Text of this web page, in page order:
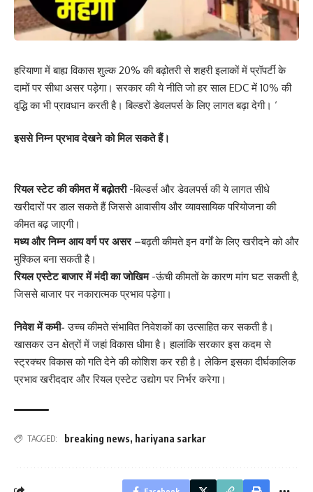
हरियाणा में बाह्य विकास शुल्क 20% की बढ़ोतरी से शहरी इलाकों में प्रॉपर्टी के
दामों पर सीधा असर पड़ेगा। सरकार की ये नीति जो हर साल EDC में 10% की
वृद्धि का भी प्रावधान करती है। बिल्डरों डेवलपर्स के लिए लागत बढ़ा देगी। ‘
इससे निम्न प्रभाव देखने को मिल सकते हैं।
रियल स्टेट की कीमत में बढ़ोतरी-बिल्डर्स और डेवलपर्स की ये लागत सीधे
खरीदारों पर डाल सकते हैं जिससे आवासीय और व्यावसायिक परियोजना की
कीमत बढ़ जाएगी।
मध्य और निम्न आय वर्ग पर असर –बढ़ती कीमते इन वर्गों के लिए खरीदने को और
मुश्किल बना सकती है।
रियल एस्टेट बाजार में मंदी का जोखिम -ऊंची कीमतों के कारण मांग घट सकती है,
जिससे बाजार पर नकारात्मक प्रभाव पड़ेगा।
निवेश में कमी- उच्च कीमते संभावित निवेशकों का उत्साहित कर सकती है।
खासकर उन क्षेत्रों में जहां विकास धीमा है। हालांकि सरकार इस कदम से
स्ट्रक्चर विकास को गति देने की कोशिश कर रही है। लेकिन इसका दीर्घकालिक
प्रभाव खरीददार और रियल एस्टेट उद्योग पर निर्भर करेगा।
TAGGED: breaking news, hariyana sarkar